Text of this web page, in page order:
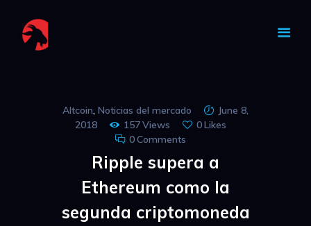
Altcoin,Noticias del mercado
June 8,
2018
157Views 0Likes
0Comments
Ripple supera a
Ethereum como la
segunda criptomoneda